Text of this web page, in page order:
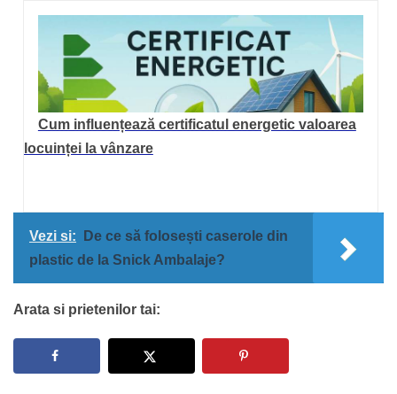
Cum influențează certificatul energetic valoarea
locuinței la vânzare
Vezi si:
De ce să folosești caserole din
plastic de la Snick Ambalaje?
Arata si prietenilor tai: